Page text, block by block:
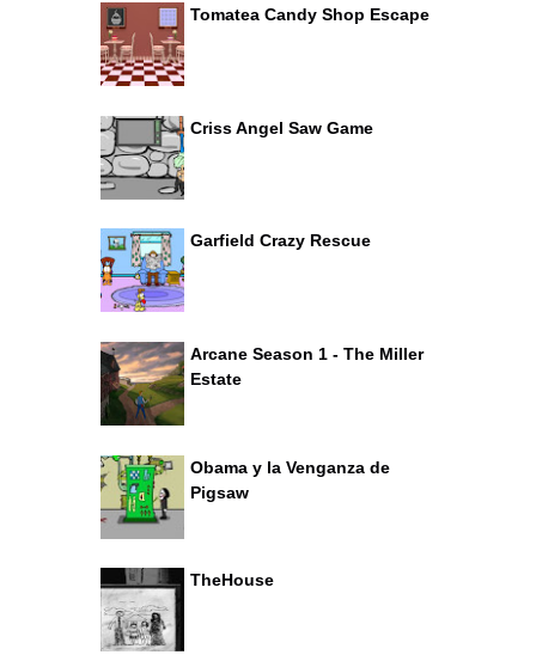
Tomatea Candy Shop Escape
Criss Angel Saw Game
Garfield Crazy Rescue
Arcane Season 1 - The Miller
Estate
Obama y la Venganza de
Pigsaw
TheHouse